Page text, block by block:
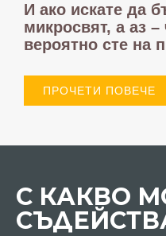
И ако искате да
микросвят, а аз
вероятно сте на
ПРОЧЕТИ ПОВЕЧЕ
С КАКВО